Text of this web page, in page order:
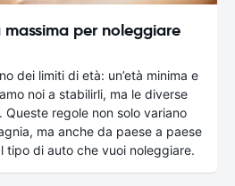
per noleggiare
dei limiti di età: un’età minima e
noi a stabilirli, ma le diverse
regole non solo variano
ma anche da paese a paese
tipo di auto che vuoi noleggiare.